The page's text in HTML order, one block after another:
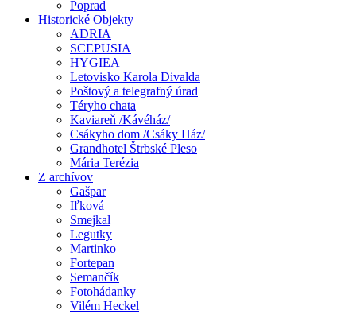
Poprad
Historické Objekty
ADRIA
SCEPUSIA
HYGIEA
Letovisko Karola Divalda
Poštový a telegrafný úrad
Téryho chata
Kaviareň /Kávéház/
Csákyho dom /Csáky Ház/
Grandhotel Štrbské Pleso
Mária Terézia
Z archívov
Gašpar
Iľková
Smejkal
Legutky
Martinko
Fortepan
Semančík
Fotohádanky
Vilém Heckel